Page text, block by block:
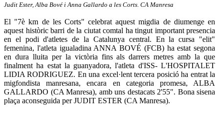
Judit Ester, Alba Bové i Anna Gallardo a les Corts. CA Manresa
El "7è km de les Corts" celebrat aquest migdia de diumenge en
aquest històric barri de la ciutat comtal ha tingut important presencia
en el podi d'atletes de la Catalunya central. En la cursa "elit"
femenina, l'atleta igualadina ANNA BOVÉ (FCB) ha estat segona
en dura lluita per la victòria fins als darrers metres amb la que
finalment ha estat la guanyadora, l'atleta d'ISS- L'HOSPITALET
LIDIA RODRIGUEZ. En una excel·lent tercera posició ha entrat la
migfondista manresana, encara en categoria promesa, ALBA
GALLARDO (CA Manresa), amb uns destacats 2'55". Bona sisena
plaça aconseguida per JUDIT ESTER (CA Manresa).